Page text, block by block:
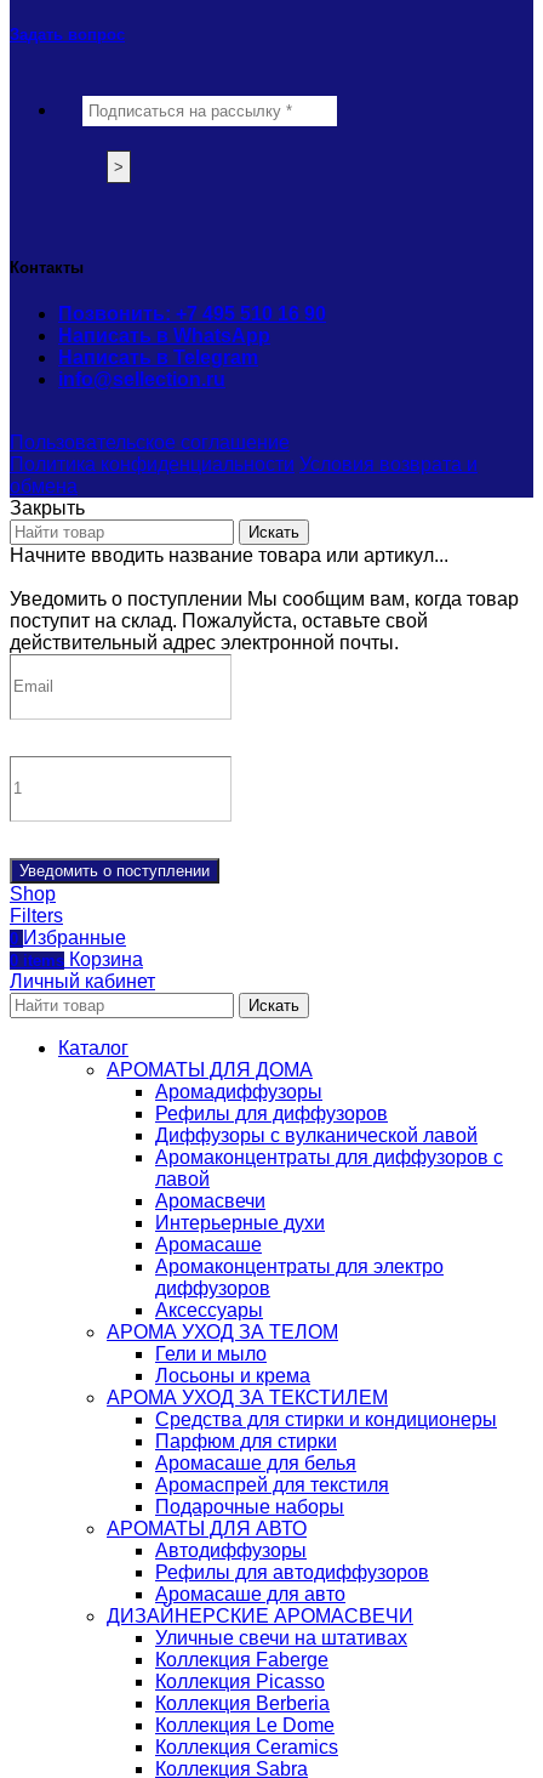
Задать вопрос
Контакты
Позвонить: +7 495 510 16 90
Написать в WhatsApp
Написать в Telegram
info@sellection.ru
Пользовательское соглашение
Политика конфиденциальности Условия возврата и
обмена
Закрыть
Искать
Начните вводить название товара или артикул...
Уведомить о поступлении Мы сообщим вам, когда товар
поступит на склад. Пожалуйста, оставьте свой
действительный адрес электронной почты.
Уведомить о поступлении
Shop
Filters
0 Избранные
0 items Корзина
Личный кабинет
Искать
Каталог
АРОМАТЫ ДЛЯ ДОМА
Аромадиффузоры
Рефилы для диффузоров
Диффузоры с вулканической лавой
Аромаконцентраты для диффузоров с
лавой
Аромасвечи
Интерьерные духи
Аромасаше
Аромаконцентраты для электро
диффузоров
Аксессуары
АРОМА УХОД ЗА ТЕЛОМ
Гели и мыло
Лосьоны и крема
АРОМА УХОД ЗА ТЕКСТИЛЕМ
Средства для стирки и кондиционеры
Парфюм для стирки
Аромасаше для белья
Аромаспрей для текстиля
Подарочные наборы
АРОМАТЫ ДЛЯ АВТО
Автодиффузоры
Рефилы для автодиффузоров
Аромасаше для авто
ДИЗАЙНЕРСКИЕ АРОМАСВЕЧИ
Уличные свечи на штативах
Коллекция Faberge
Коллекция Picasso
Коллекция Berberia
Коллекция Le Dome
Коллекция Ceramics
Коллекция Sabra